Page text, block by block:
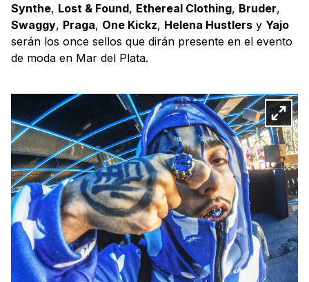
Synthe, Lost & Found, Ethereal Clothing, Bruder,
Swaggy, Praga, One Kickz, Helena Hustlers y Yajo
serán los once sellos que dirán presente en el evento
de moda en Mar del Plata.